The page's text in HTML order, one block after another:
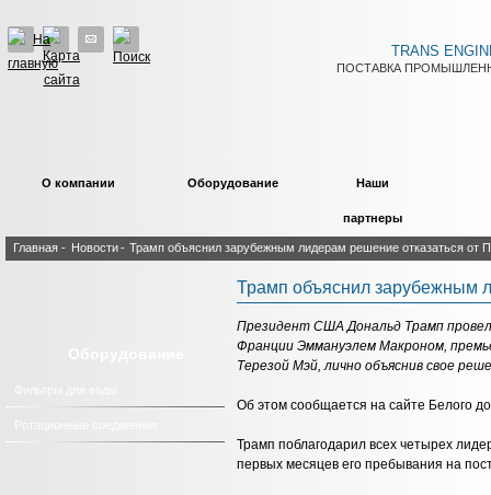
TRANS
ПОСТАВКА
О компании Оборудование Наши
партнеры
Главная - Новости-Трамп объяснил зарубежным лидерам решение отказаться от
Трамп объяснил зарубежным
Президент США Дональд Трамп
Франции Эммануэлем Макроном,
Терезой Мэй, лично объяснив свое
Об этом сообщается на сайте Белого
Трамп поблагодарил всех четырех
первых месяцев его пребывания на